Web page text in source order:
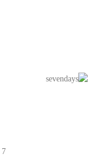
7 روز ضمانت بازگشت وجه